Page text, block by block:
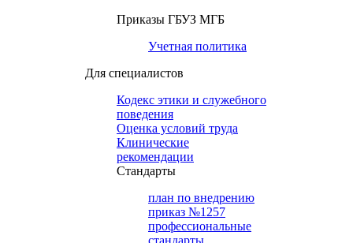
Приказы ГБУЗ МГБ
Учетная политика
Для специалистов
Кодекс этики и служебного
поведения
Оценка условий труда
Клинические
рекомендации
Cтандарты
план по внедрению
приказ №1257
профессиональные
стандарты